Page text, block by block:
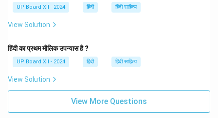
UP Board XII - 2024 हिंदी हिंदी साहित्य
View Solution
हिंदी का प्रथम मौलिक उपन्यास है ?
UP Board XII - 2024 हिंदी हिंदी साहित्य
View Solution
View More Questions